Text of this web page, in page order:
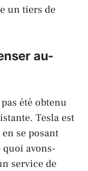
un tiers de
au-
été obtenu
Tesla est
se posant
avons-
service de